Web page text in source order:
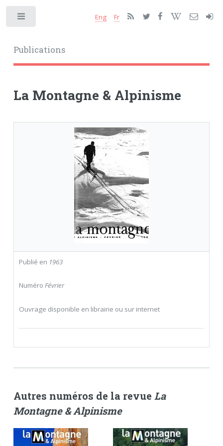
Publications
Eng Fr
La Montagne & Alpinisme
Publié en 1963
Numéro Février
Ouvrage disponible en librairie ou sur internet
Autres numéros de la revue La
Montagne & Alpinisme